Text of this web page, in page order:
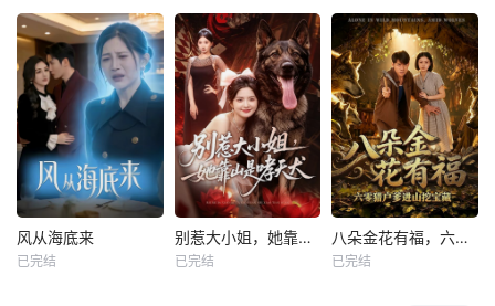
风从海底来
已完结
别惹大小姐，她靠山是哮天犬
已完结
八朵金花有福，六零猎户爹进山挖宝藏
已完结